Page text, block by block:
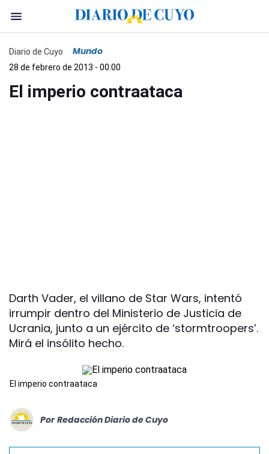
Diario de Cuyo Mundo
28 de febrero de 2013 - 00:00
El imperio contraataca
Darth Vader, el villano de Star Wars, intentó
irrumpir dentro del Ministerio de Justicia de
Ucrania, junto a un ejército de ‘stormtroopers’.
Mirá el insólito hecho.
El imperio contraataca
Por Redacción Diario de Cuyo